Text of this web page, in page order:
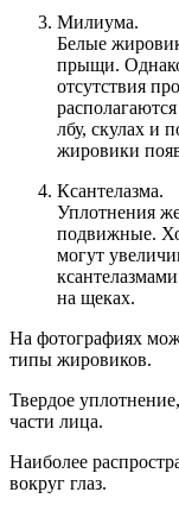
Милиума.
Белые
прыщи.
отсутствия
лбу, скулах и
жировики
Ксантелазма.
Уплотнения
подвижные.
могут
на щеках.
На фотографиях
типы жировиков.
Твердое
части лица.
Наиболее
вокруг глаз.